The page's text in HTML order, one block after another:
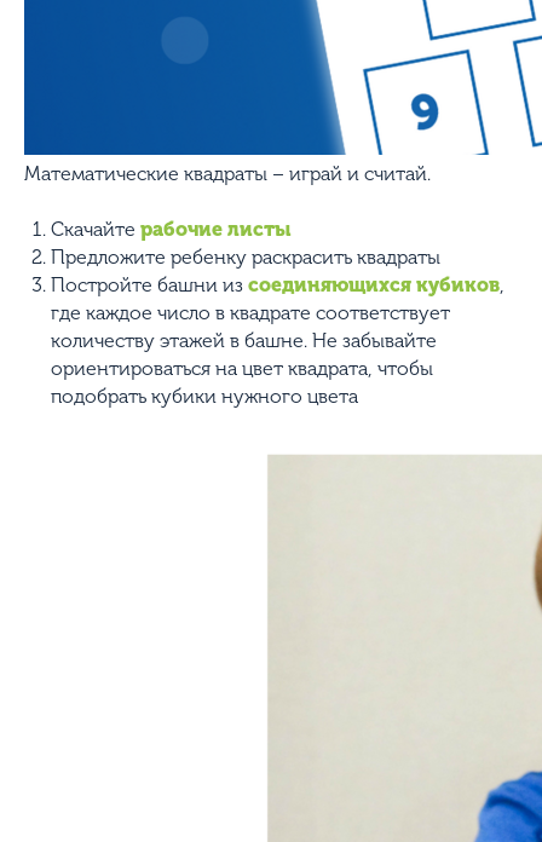
Математические квадраты – играй и считай.
Скачайте рабочие листы
Предложите ребенку раскрасить квадраты
Постройте башни из соединяющихся кубиков,
где каждое число в квадрате соответствует
количеству этажей в башне. Не забывайте
ориентироваться на цвет квадрата, чтобы
подобрать кубики нужного цвета